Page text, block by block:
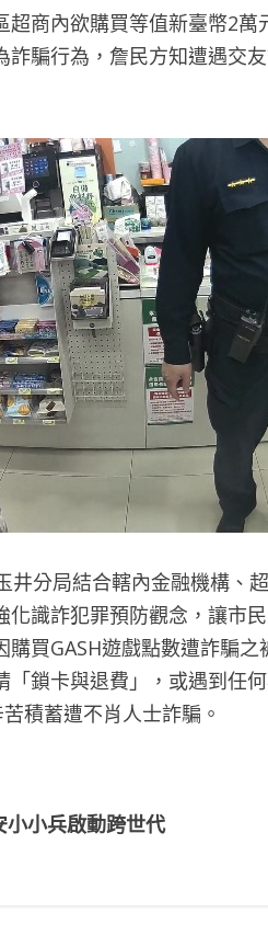
商內欲購買等值新臺幣2
騙行為，詹民方知遭遇交
分局結合轄內金融機構、
化識詐犯罪預防觀念，讓市
買GASH遊戲點數遭詐騙
鎖卡與退費」，或遇到任
積蓄遭不肖人士詐騙。
小兵啟動跨世代